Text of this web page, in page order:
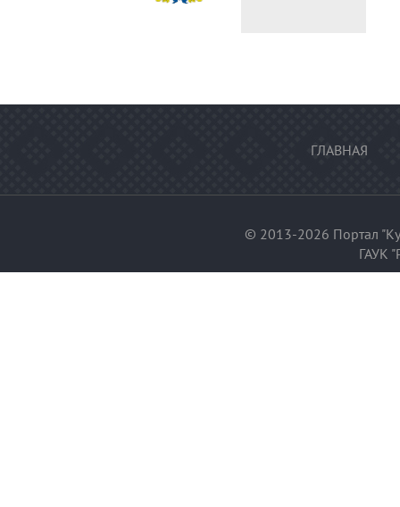
ГЛАВНАЯ
© 2013-2026 Портал
ГАУК